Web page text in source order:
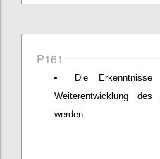
P161
Die
Weiterentwicklung des
werden.